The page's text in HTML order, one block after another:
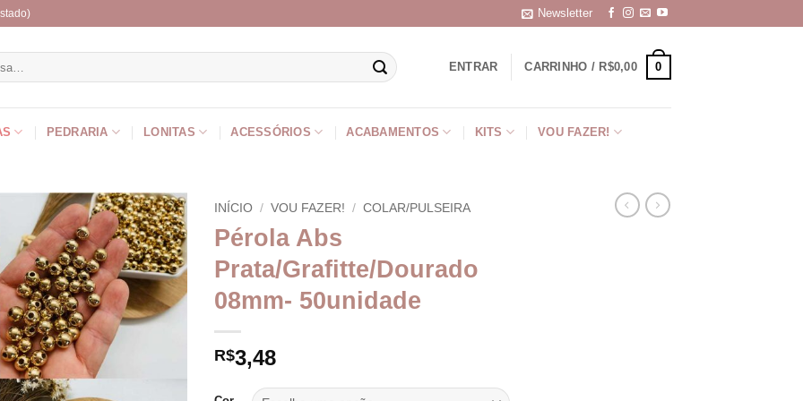
Newsletter
ENTRAR CARRINHO / R$0,00 0
PEDRARIA LONITAS ACESSÓRIOS ACABAMENTOS KITS VOU FAZER!
INÍCIO / VOU FAZER! / COLAR/PULSEIRA
Pérola Abs
Prata/Grafitte/Dourado
08mm- 50unidade
R$3,48